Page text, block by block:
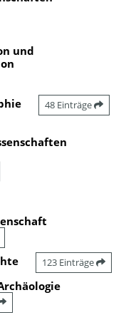
und
48 Einträge
123 Einträge